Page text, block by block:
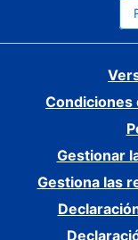
Condiciones
Gestionar
Gestiona las